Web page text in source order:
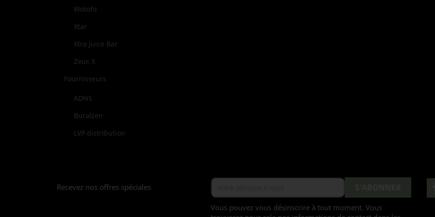
Wotofo
Xtar
Xtra Juice Bar
Zeus X
Fournisseurs
ADNS
Buralzen
LVP distribution
Recevez nos offres spéciales
Vous pouvez vous désinscrire à tout moment. Vous